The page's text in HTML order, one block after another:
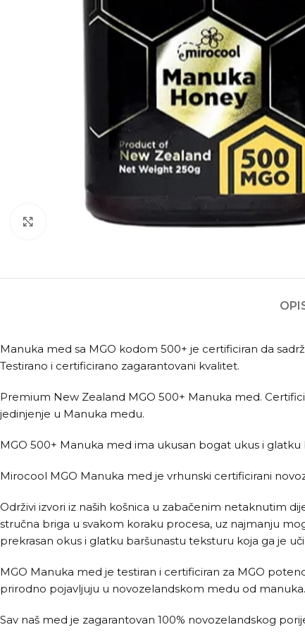
Kliknite za povećanje
Manuka med sa MGO kodom 500+ je certificiran da
Testirano i certificirano zagarantovani kvalitet.
Premium New Zealand MGO 500+ Manuka med.
jedinjenje u Manuka medu.
MGO 500+ Manuka med ima ukusan bogat ukus i
Mirocool MGO Manuka med je vrhunski certificirani
Održivi izvori iz naših košnica u zabačenim netaknutim
stručna briga u svakom koraku procesa, uz najmanju
prekrasan okus i glatku baršunastu teksturu koja ga je
MGO Manuka med je testiran i certificiran za MGO
prirodno pojavljuju u novozelandskom medu od
Sav naš med je zagarantovan 100% novozelandskog